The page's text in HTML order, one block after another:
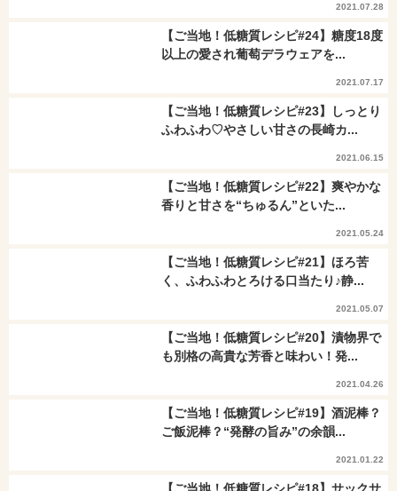
2021.07.28
【ご当地！低糖質レシピ#24】糖度18度
以上の愛され葡萄デラウェアを...
2021.07.17
【ご当地！低糖質レシピ#23】しっとり
ふわふわ♡やさしい甘さの長崎カ...
2021.06.15
【ご当地！低糖質レシピ#22】爽やかな
香りと甘さを“ちゅるん”といた...
2021.05.24
【ご当地！低糖質レシピ#21】ほろ苦
く、ふわふわとろける口当たり♪静...
2021.05.07
【ご当地！低糖質レシピ#20】漬物界で
も別格の高貴な芳香と味わい！発...
2021.04.26
【ご当地！低糖質レシピ#19】酒泥棒？
ご飯泥棒？“発酵の旨み”の余韻...
2021.01.22